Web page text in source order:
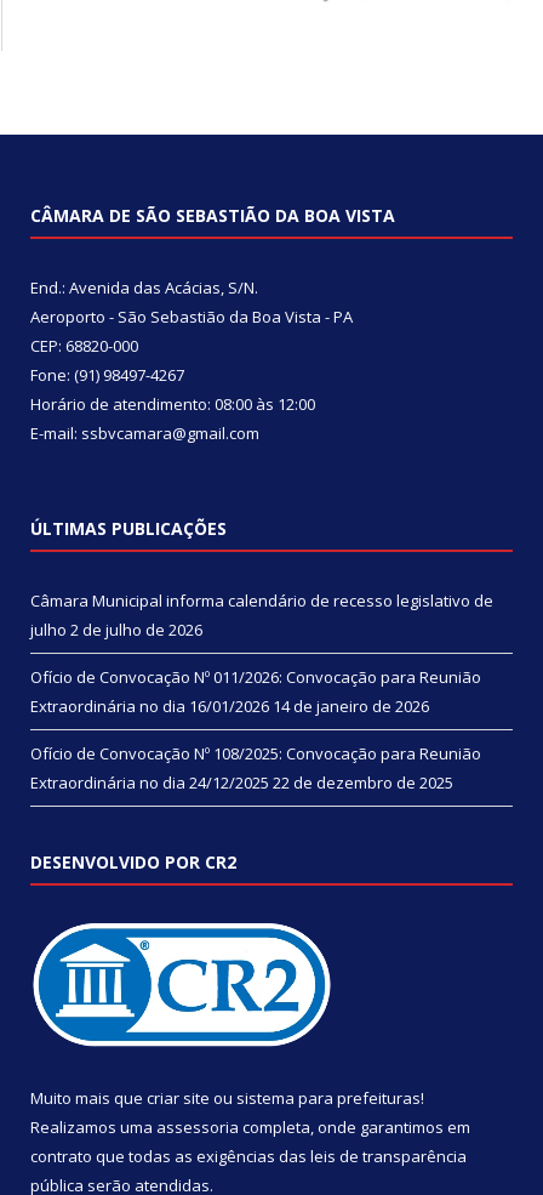
CÂMARA DE SÃO SEBASTIÃO DA BOA VISTA
End.: Avenida das Acácias, S/N.
Aeroporto - São Sebastião da Boa Vista - PA
CEP: 68820-000
Fone: (91) 98497-4267
Horário de atendimento: 08:00 às 12:00
E-mail: ssbvcamara@gmail.com
ÚLTIMAS PUBLICAÇÕES
Câmara Municipal informa calendário de recesso legislativo de
julho 2 de julho de 2026
Ofício de Convocação Nº 011/2026: Convocação para Reunião
Extraordinária no dia 16/01/2026 14 de janeiro de 2026
Ofício de Convocação Nº 108/2025: Convocação para Reunião
Extraordinária no dia 24/12/2025 22 de dezembro de 2025
DESENVOLVIDO POR CR2
Muito mais que criar site ou sistema para prefeituras!
Realizamos uma assessoria completa, onde garantimos em
contrato que todas as exigências das leis de transparência
pública serão atendidas.